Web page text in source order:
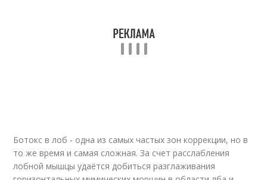
Ботокс в лоб - одна из самых частых зон коррекции, но в
то же время и самая сложная. За счет расслабления
лобной мышцы удаётся добиться разглаживания